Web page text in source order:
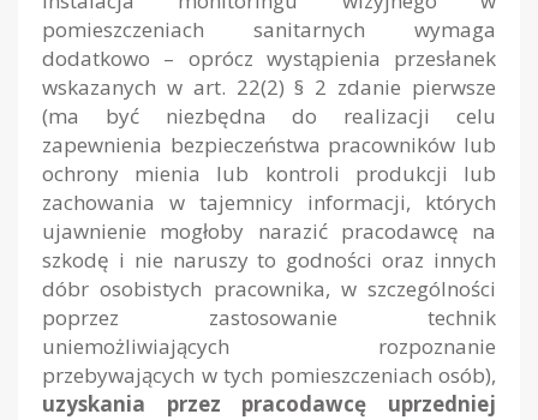
pomieszczeniach sanitarnych wymaga
dodatkowo – oprócz wystąpienia przesłanek
wskazanych w art. 22(2) § 2 zdanie pierwsze
(ma być niezbędna do realizacji celu
zapewnienia bezpieczeństwa pracowników lub
ochrony mienia lub kontroli produkcji lub
zachowania w tajemnicy informacji, których
ujawnienie mogłoby narazić pracodawcę na
szkodę i nie naruszy to godności oraz innych
dóbr osobistych pracownika, w szczególności
poprzez zastosowanie technik
uniemożliwiających rozpoznanie
przebywających w tych pomieszczeniach osób),
uzyskania przez pracodawcę uprzedniej